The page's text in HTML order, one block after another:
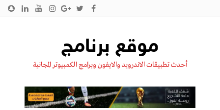
موقع برنامج
أحدث تطبيقات الاندرويد والايفون وبرامج الكمبيوتر المجانية